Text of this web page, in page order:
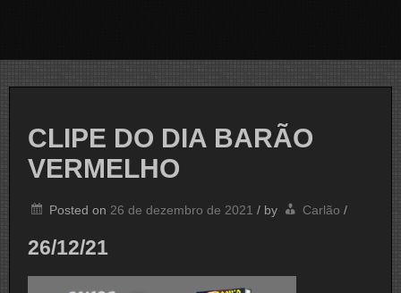
CLIPE DO DIA BARÃO
VERMELHO
Posted on 26 de dezembro de 2021 / by Carlão /
26/12/21